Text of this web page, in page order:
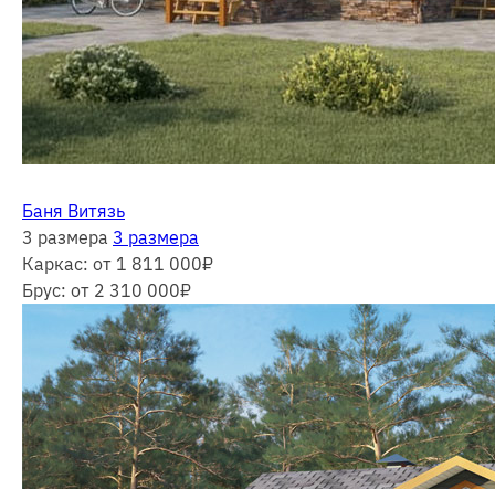
Баня Витязь
3 размера 3 размера
Каркас: от 1 811 000₽
Брус: от 2 310 000₽